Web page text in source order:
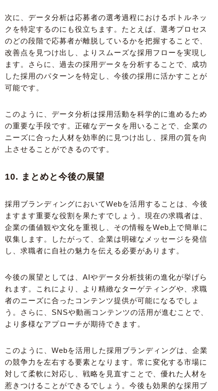
次に、データ分析は応募者の選考過程におけるボトルネッ
クを特定するのにも役立ちます。たとえば、選考プロセス
のどの段階で応募者が離脱しているかを把握することで、
改善点を見つけ出し、よりスムーズな採用フローを実現し
ます。さらに、過去の採用データを分析することで、成功
した採用のパターンを特定し、今後の採用に活かすことが
可能です。
このように、データ分析は採用活動を科学的に進めるため
の重要な手段です。正確なデータを用いることで、企業の
ニーズに合った人材を効率的に見つけ出し、採用の質を向
上させることができるのです。
10. まとめと今後の展望
採用ブランディングにおいてWebを活用することは、今後
ますます重要な役割を果たすでしょう。現在の求職者は、
企業の価値観や文化を重視し、その情報をWeb上で簡単に
収集します。したがって、企業は明確なメッセージを発信
し、求職者に自社の魅力を伝える必要があります。
今後の展望としては、AIやデータ分析技術の進化が挙げら
れます。これにより、より精緻なターゲティングや、求職
者のニーズに合ったコンテンツ提供が可能になるでしょ
う。さらに、SNSや動画コンテンツの活用が進むことで、
より多様なアプローチが期待できます。
このように、Webを活用した採用ブランディングは、企業
の競争力を左右する要素となります。常に変化する市場に
対して柔軟に対応し、戦略を見直すことで、優れた人材を
惹きつけることができるでしょう。今後も効果的な採用ブ